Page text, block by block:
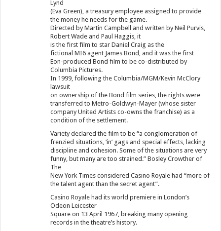
Lynd
(Eva Green), a treasury employee assigned to provide
the money he needs for the game.
Directed by Martin Campbell and written by Neil Purvis,
Robert Wade and Paul Haggis, it
is the first film to star Daniel Craig as the
fictional MI6 agent James Bond, and it was the first
Eon-produced Bond film to be co-distributed by
Columbia Pictures.
In 1999, following the Columbia/MGM/Kevin McClory
lawsuit
on ownership of the Bond film series, the rights were
transferred to Metro-Goldwyn-Mayer (whose sister
company United Artists co-owns the franchise) as a
condition of the settlement.
Variety declared the film to be “a conglomeration of
frenzied situations, ‘in’ gags and special effects, lacking
discipline and cohesion. Some of the situations are very
funny, but many are too strained.” Bosley Crowther of
The
New York Times considered Casino Royale had “more of
the talent agent than the secret agent”.
Casino Royale had its world premiere in London’s
Odeon Leicester
Square on 13 April 1967, breaking many opening
records in the theatre’s history.